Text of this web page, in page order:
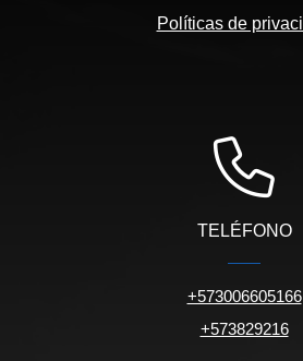
Políticas de
TELÉFONO
+573006605166
+573829216